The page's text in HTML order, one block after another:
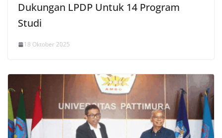
Dukungan LPDP Untuk 14 Program
Studi
18 Oktober 2025